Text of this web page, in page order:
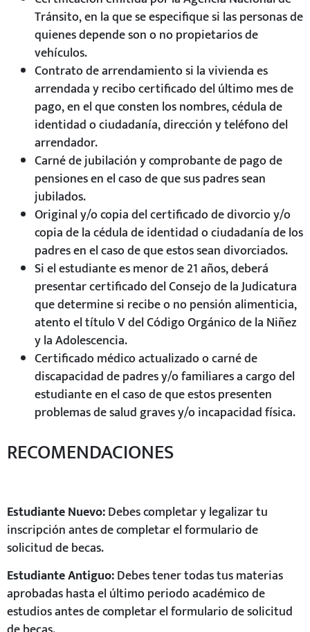
Tránsito, en la que se especifique si las personas de
quienes depende son o no propietarios de
vehículos.
Contrato de arrendamiento si la vivienda es
arrendada y recibo certificado del último mes de
pago, en el que consten los nombres, cédula de
identidad o ciudadanía, dirección y teléfono del
arrendador.
Carné de jubilación y comprobante de pago de
pensiones en el caso de que sus padres sean
jubilados.
Original y/o copia del certificado de divorcio y/o
copia de la cédula de identidad o ciudadanía de los
padres en el caso de que estos sean divorciados.
Si el estudiante es menor de 21 años, deberá
presentar certificado del Consejo de la Judicatura
que determine si recibe o no pensión alimenticia,
atento el título V del Código Orgánico de la Niñez
y la Adolescencia.
Certificado médico actualizado o carné de
discapacidad de padres y/o familiares a cargo del
estudiante en el caso de que estos presenten
problemas de salud graves y/o incapacidad física.
RECOMENDACIONES
Estudiante Nuevo:Debes completar y legalizar tu
inscripción antes de completar el formulario de
solicitud de becas.
Estudiante Antiguo:Debes tener todas tus materias
aprobadas hasta el último periodo académico de
estudios antes de completar el formulario de solicitud